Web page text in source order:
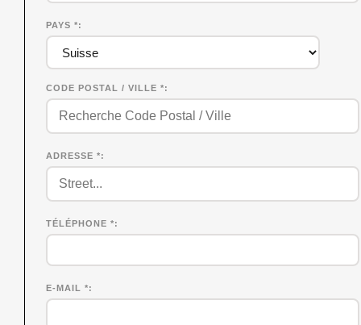
PAYS *
CODE POSTAL / VILLE *
ADRESSE *
TÉLÉPHONE *
E-MAIL *